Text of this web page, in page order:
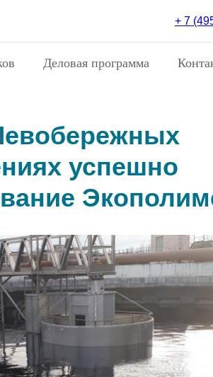
+ 7
Деловая программа
успешно